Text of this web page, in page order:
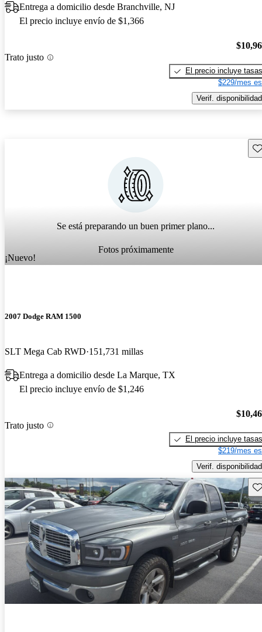
Entrega a domicilio desde Branchville, NJ
El precio incluye envío de $1,366
Trato justo
El precio incluye tasas
$229/mes
Verif. disponibilidad
Se está preparando un buen primer plano...
Fotos próximamente
¡Nuevo!
2007 Dodge RAM 1500
SLT Mega Cab RWD 151,731 millas
Entrega a domicilio desde La Marque, TX
El precio incluye envío de $1,246
Trato justo
El precio incluye tasas
$219/mes
Verif. disponibilidad